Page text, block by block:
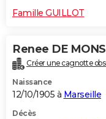
Famille GUILLOT
Renee DE
Créer une cagnotte
Naissance
12/10/1905 à Marseille
Décès